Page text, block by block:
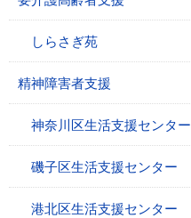
しらさぎ苑
精神障害者支援
神奈川区生活支援センター
磯子区生活支援センター
港北区生活支援センター